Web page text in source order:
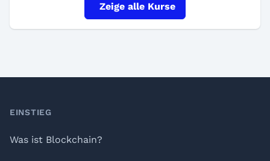
Zeige alle Kurse
Footer
EINSTIEG
Was ist Blockchain?